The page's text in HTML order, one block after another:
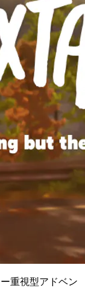
重視型アドベン